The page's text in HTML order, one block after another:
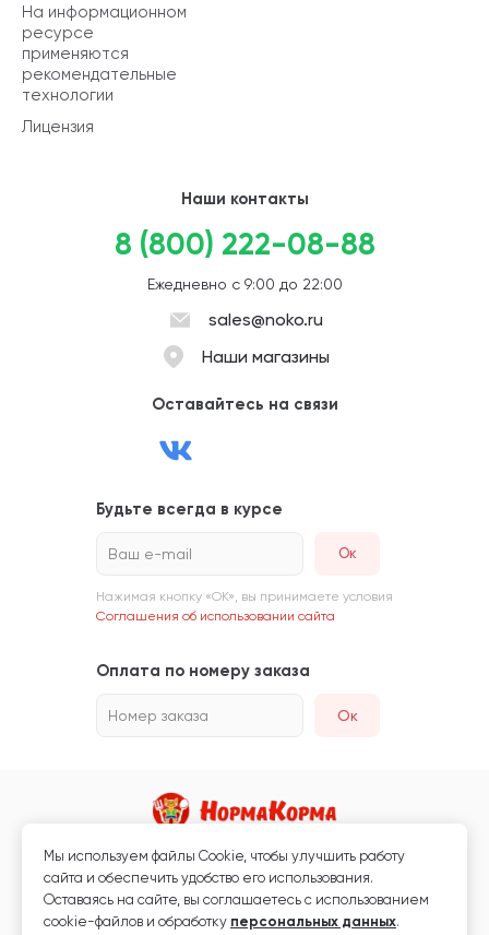
На информационном
ресурсе
применяются
рекомендательные
технологии
Лицензия
Наши контакты
8 (800) 222-08-88
Ежедневно с 9:00 до 22:00
sales@noko.ru
Наши магазины
Оставайтесь на связи
Будьте всегда в курсе
Ваш e-mail
Нажимая кнопку «ОК», вы принимаете условия
Соглашения об использовании сайта
Оплата по номеру заказа
Номер заказа Ок
Магазин кормов для животных и ветаптека
Любая информация, размещённая на сайте, не является публичной
офертой.
Мы используем файлы Сookie, чтобы улучшить работу
сайта и обеспечить удобство его использования.
Оставаясь на сайте, вы соглашаетесь с использованием
cookie-файлов и обработку персональных данных.